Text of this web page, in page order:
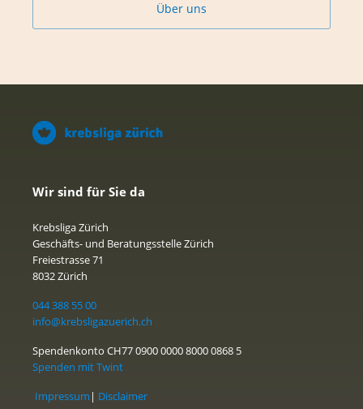
Über uns
Wir sind für Sie da
Krebsliga Zürich
Geschäfts- und Beratungsstelle Zürich
Freiestrasse 71
8032 Zürich
044 388 55 00
info@krebsligazuerich.ch
Spendenkonto CH77 0900 0000 8000 0868 5
Spenden mit Twint
Impressum | Disclaimer